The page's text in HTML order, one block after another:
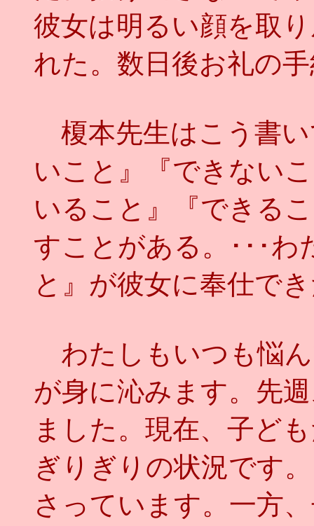
彼女は明るい顔を取
れた。数日後お礼の
榎本先生はこう書
いこと』『できない
いること』『できる
すことがある。･･･わ
と』が彼女に奉仕で
わたしもいつも悩
が身に沁みます。先
ました。現在、子ど
ぎりぎりの状況です
さっています。一方